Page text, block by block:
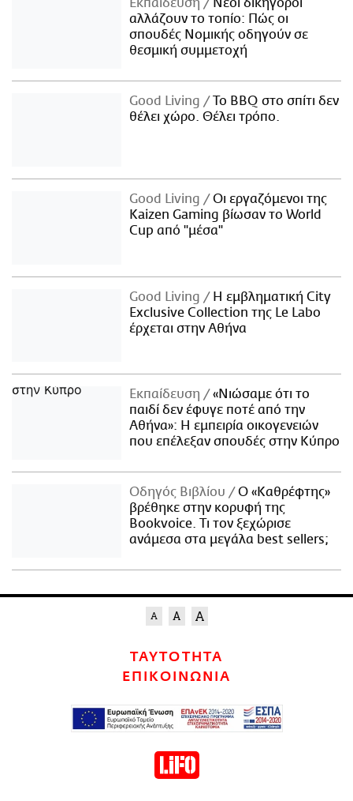
Εκπαίδευση
Νέοι δικηγόροι
αλλάζουν το τοπίο: Πώς οι
σπουδές Νομικής οδηγούν σε
θεσμική συμμετοχή
Good Living
Το BBQ στο σπίτι δεν
θέλει χώρο. Θέλει τρόπο.
Good Living
Οι εργαζόμενοι της
Kaizen Gaming βίωσαν το World
Cup από "μέσα"
Good Living
Η εμβληματική City
Exclusive Collection της Le Labo
έρχεται στην Αθήνα
Εκπαίδευση
«Νιώσαμε ότι το
παιδί δεν έφυγε ποτέ από την
Αθήνα»: Η εμπειρία οικογενειών
που επέλεξαν σπουδές στην Κύπρο
Οδηγός Βιβλίου
Ο «Καθρέφτης»
βρέθηκε στην κορυφή της
Bookvoice. Τι τον ξεχώρισε
ανάμεσα στα μεγάλα best sellers;
ΤΑΥΤΟΤΗΤΑ
ΕΠΙΚΟΙΝΩΝΙΑ